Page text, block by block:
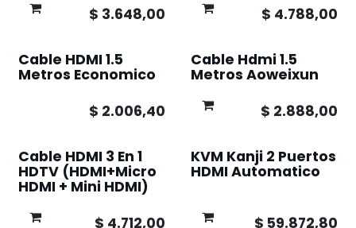
$ 3.648,00 $ 4.788,00
Cable HDMI 1.5
Metros Economico
$ 2.006,40
Cable Hdmi 1.5
Metros Aoweixun
$ 2.888,00
Cable HDMI 3 En 1
HDTV (HDMI+Micro
HDMI + Mini HDMI)
$ 4.712,00
KVM Kanji 2 Puertos
HDMI Automatico
$ 59.872,80